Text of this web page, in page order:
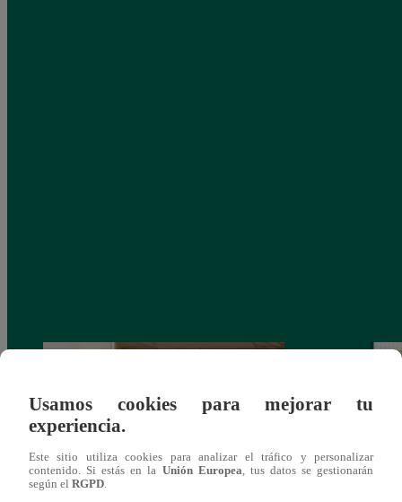
Usamos cookies para mejorar tu
experiencia.
Este sitio utiliza cookies para analizar el tráfico y personalizar
contenido. Si estás en la Unión Europea, tus datos se gestionarán
según el RGPD.